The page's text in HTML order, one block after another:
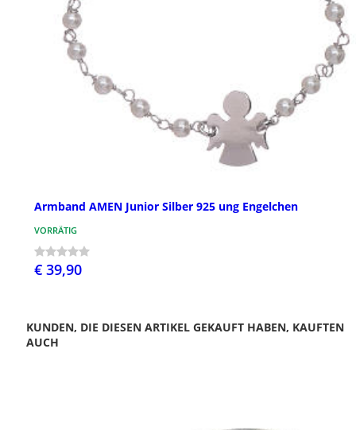
Armband AMEN Junior Silber 925 ung Engelchen
VORRÄTIG
€ 39,90
KUNDEN, DIE DIESEN ARTIKEL GEKAUFT HABEN, KAUFTEN
AUCH